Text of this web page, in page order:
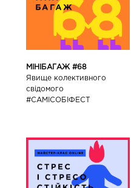
МІНІБАГАЖ #68
Явище колективного
свідомого
#САМІСОБІФЕСТ